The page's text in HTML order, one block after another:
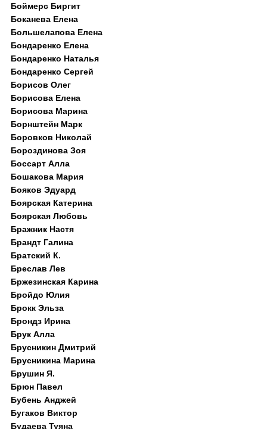
Боймерс Биргит
Боканева Елена
Большелапова Елена
Бондаренко Елена
Бондаренко Наталья
Бондаренко Сергей
Борисов Олег
Борисова Елена
Борисова Марина
Борнштейн Марк
Боровков Николай
Бороздинова Зоя
Боссарт Алла
Бошакова Мария
Бояков Эдуард
Боярская Катерина
Боярская Любовь
Бражник Настя
Брандт Галина
Братский К.
Бреслав Лев
Бржезинская Карина
Бройдо Юлия
Брокк Эльза
Брондз Ирина
Брук Алла
Брусникин Дмитрий
Брусникина Марина
Брушин Я.
Брюн Павел
Бубень Анджей
Бугаков Виктор
Будаева Туяна